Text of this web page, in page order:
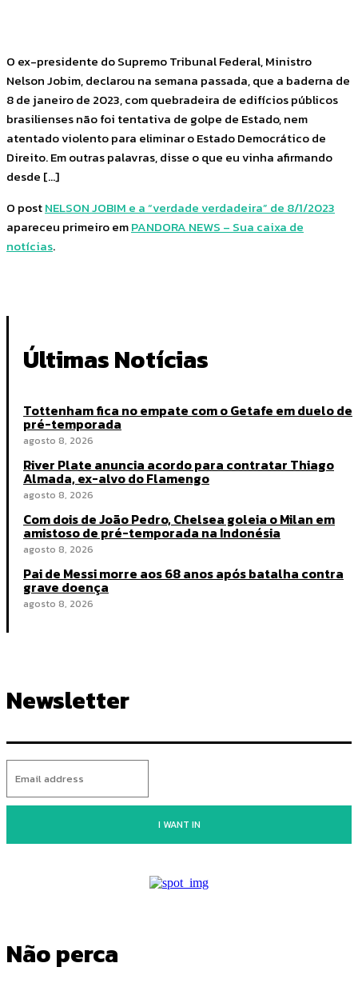
O ex-presidente do Supremo Tribunal Federal, Ministro
Nelson Jobim, declarou na semana passada, que a baderna de
8 de janeiro de 2023, com quebradeira de edifícios públicos
brasilienses não foi tentativa de golpe de Estado, nem
atentado violento para eliminar o Estado Democrático de
Direito. Em outras palavras, disse o que eu vinha afirmando
desde […]
O postNELSON JOBIM e a “verdade verdadeira” de 8/1/2023
apareceu primeiro emPANDORA NEWS – Sua caixa de
notícias.
Últimas Notícias
Tottenham fica no empate com o Getafe em duelo de
pré-temporada
agosto 8, 2026
River Plate anuncia acordo para contratar Thiago
Almada, ex-alvo do Flamengo
agosto 8, 2026
Com dois de João Pedro, Chelsea goleia o Milan em
amistoso de pré-temporada na Indonésia
agosto 8, 2026
Pai de Messi morre aos 68 anos após batalha contra
grave doença
agosto 8, 2026
Newsletter
I WANT IN
Não perca